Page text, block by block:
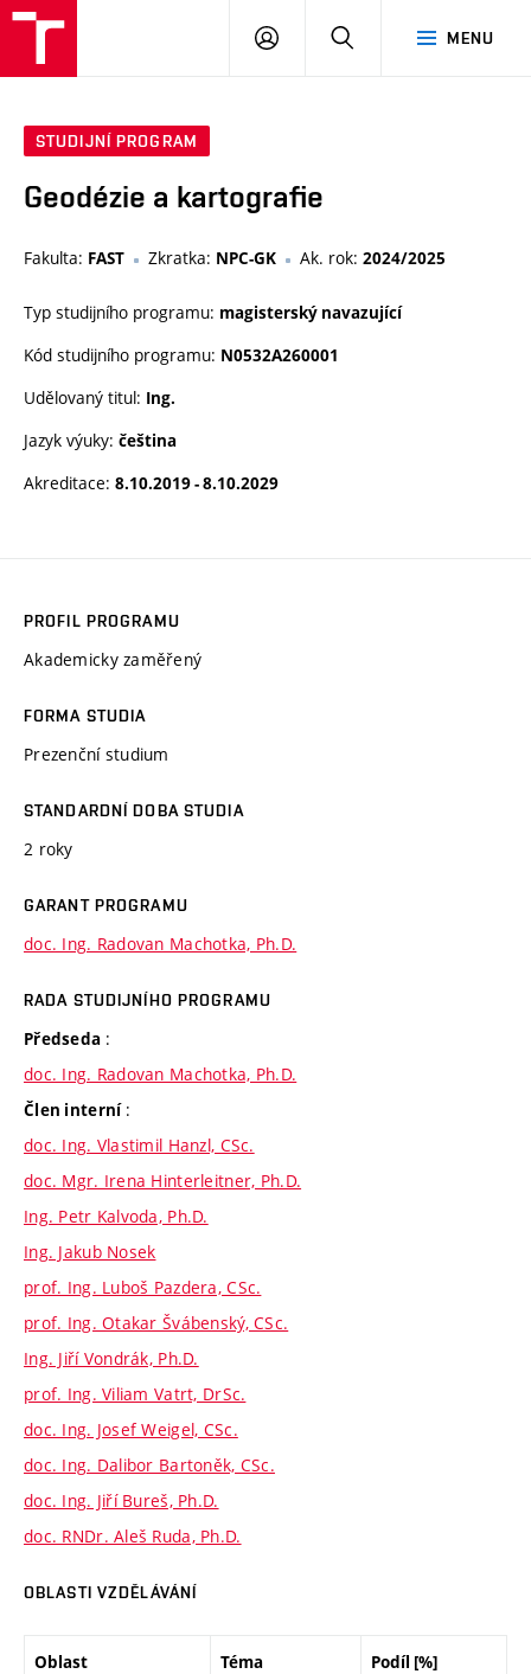
MENU
PŘIHLÁSIT
STUDIJNÍ PROGRAM
Geodézie a kartografie
Fakulta: FAST Zkratka: NPC-GK Ak. rok: 2024/2025
Typ studijního programu: magisterský navazující
Kód studijního programu: N0532A260001
Udělovaný titul: Ing.
Jazyk výuky: čeština
Akreditace: 8.10.2019 - 8.10.2029
PROFIL PROGRAMU
Akademicky zaměřený
FORMA STUDIA
Prezenční studium
STANDARDNÍ DOBA STUDIA
2 roky
GARANT PROGRAMU
doc. Ing. Radovan Machotka, Ph.D.
RADA STUDIJNÍHO PROGRAMU
Předseda :
doc. Ing. Radovan Machotka, Ph.D.
Člen interní :
doc. Ing. Vlastimil Hanzl, CSc.
doc. Mgr. Irena Hinterleitner, Ph.D.
Ing. Petr Kalvoda, Ph.D.
Ing. Jakub Nosek
prof. Ing. Luboš Pazdera, CSc.
prof. Ing. Otakar Švábenský, CSc.
Ing. Jiří Vondrák, Ph.D.
prof. Ing. Viliam Vatrt, DrSc.
doc. Ing. Josef Weigel, CSc.
doc. Ing. Dalibor Bartoněk, CSc.
doc. Ing. Jiří Bureš, Ph.D.
doc. RNDr. Aleš Ruda, Ph.D.
OBLASTI VZDĚLÁVÁNÍ
Oblast Téma Podíl [%]